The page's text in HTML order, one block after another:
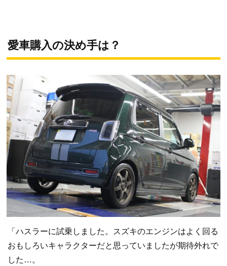
愛車購入の決め手は？
「ハスラーに試乗しました。スズキのエンジンはよく回る
おもしろいキャラクターだと思っていましたが期待外れで
した…。